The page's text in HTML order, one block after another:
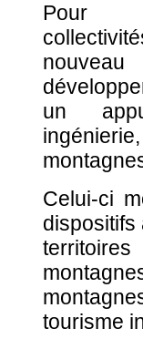
Pour
un
Celui-ci
dispositifs
tourisme